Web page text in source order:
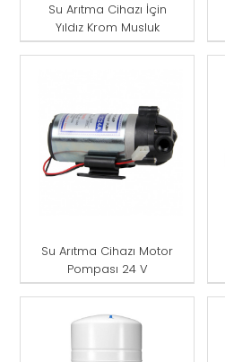
Su Arıtma Cihazı İçin
Yıldız Krom Musluk
Su Arıtma Cihazı Motor
Pompası 24 V